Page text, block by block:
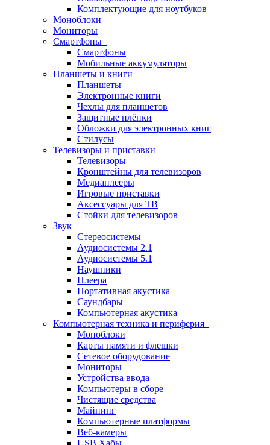
Комплектующие для ноутбуков
Моноблоки
Мониторы
Смартфоны
Смартфоны
Мобильные аккумуляторы
Планшеты и книги
Планшеты
Электронные книги
Чехлы для планшетов
Защитные плёнки
Обложки для электронных книг
Стилусы
Телевизоры и приставки
Телевизоры
Кронштейны для телевизоров
Медиаплееры
Игровые приставки
Аксессуары для ТВ
Стойки для телевизоров
Звук
Стереосистемы
Аудиосистемы 2.1
Аудиосистемы 5.1
Наушники
Плеера
Портативная акустика
Саундбары
Компьютерная акустика
Компьютерная техника и периферия
Моноблоки
Карты памяти и флешки
Сетевое оборудование
Мониторы
Устройства ввода
Компьютеры в сборе
Чистящие средства
Майнинг
Компьютерные платформы
Веб-камеры
USB Хабы